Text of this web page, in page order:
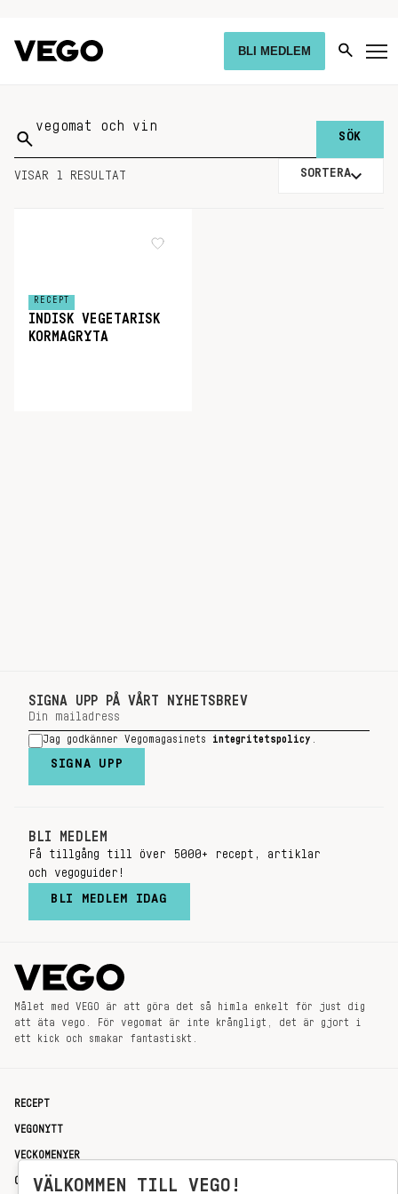
BLI MEDLEM
Sök
på:
VISAR 1 RESULTAT SORTERA
RECEPT
INDISK VEGETARISK
KORMAGRYTA
SIGNA UPP PÅ VÅRT NYHETSBREV
Jag godkänner Vegomagasinets integritetspolicy
SIGNA UPP
BLI MEDLEM
Få tillgång till över 5000+ recept, artiklar
och vegoguider!
BLI MEDLEM IDAG
Målet med VEGO är att göra det så himla enkelt för just dig
att äta vego. För vegomat är inte krångligt, det är gjort i
ett kick och smakar fantastiskt.
RECEPT
VEGONYTT
VECKOMENYER
OM OSSVÄLKOMMEN TILL VEGO!